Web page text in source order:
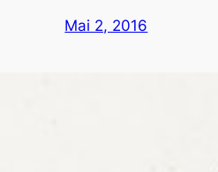
Mai 2, 2016